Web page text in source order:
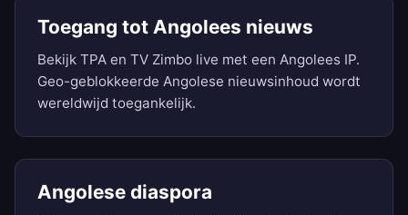
Toegang tot Angolees nieuws
Bekijk TPA en TV Zimbo live met een Angolees IP.
Geo-geblokkeerde Angolese nieuwsinhoud wordt
wereldwijd toegankelijk.
Angolese diaspora